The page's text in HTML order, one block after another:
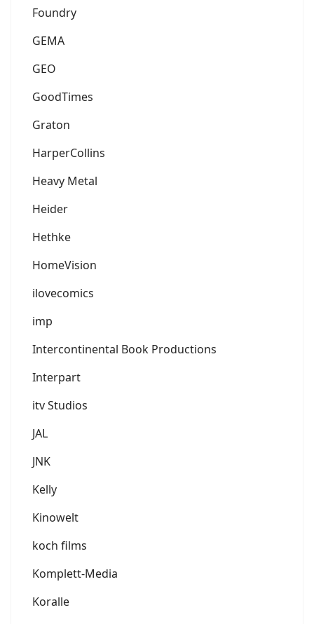
Foundry
GEMA
GEO
GoodTimes
Graton
HarperCollins
Heavy Metal
Heider
Hethke
HomeVision
ilovecomics
imp
Intercontinental Book Productions
Interpart
itv Studios
JAL
JNK
Kelly
Kinowelt
koch films
Komplett-Media
Koralle